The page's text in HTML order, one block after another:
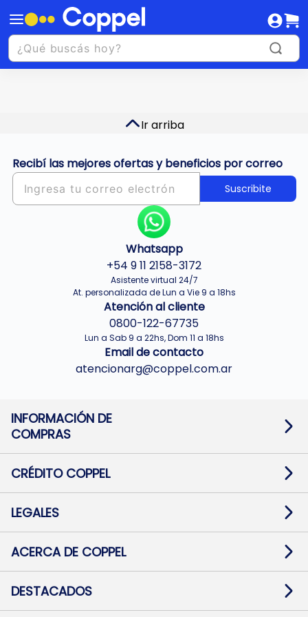
Ir arriba
Recibí las mejores ofertas y beneficios por correo
Suscribite
Whatsapp
+54 9 11 2158-3172
Asistente virtual 24/7
At. personalizada de Lun a Vie 9 a 18hs
Atención al cliente
0800-122-67735
Lun a Sab 9 a 22hs, Dom 11 a 18hs
Email de contacto
atencionarg@coppel.com.ar
INFORMACIÓN DE
COMPRAS
Términos y condiciones
Botón de arrepentimiento
Mapa de sitio
CRÉDITO COPPEL
Solicitar Crédito
Medios de Pago
Pago Fácil Online
LEGALES
Baja contratos
Defensa al consumidor CABA
ACERCA DE COPPEL
Trabajá con Nosotros
Preguntas Frecuentes
DESTACADOS